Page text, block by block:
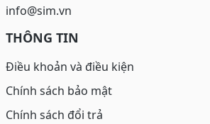
info@sim.vn
THÔNG TIN
Điều khoản và điều kiện
Chính sách bảo mật
Chính sách đổi trả